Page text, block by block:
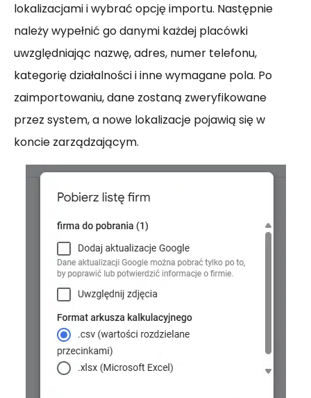
lokalizacjami i wybrać opcję importu. Następnie
należy wypełnić go danymi każdej placówki
uwzględniając nazwę, adres, numer telefonu,
kategorię działalności i inne wymagane pola. Po
zaimportowaniu, dane zostaną zweryfikowane
przez system, a nowe lokalizacje pojawią się w
koncie zarządzającym.